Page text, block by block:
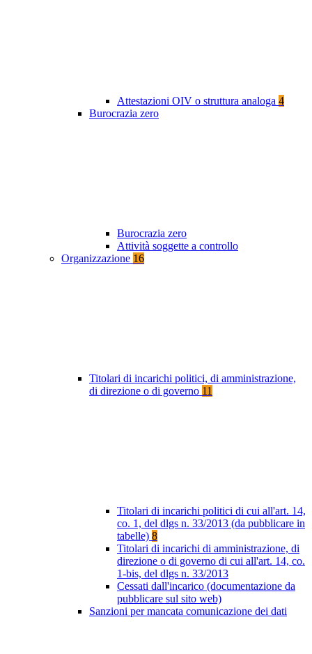
Attestazioni OIV o struttura analoga 4
Burocrazia zero
Burocrazia zero
Attività soggette a controllo
Organizzazione 16
Titolari di incarichi politici, di amministrazione,
di direzione o di governo 11
Titolari di incarichi politici di cui all'art. 14,
co. 1, del dlgs n. 33/2013 (da pubblicare in
tabelle) 8
Titolari di incarichi di amministrazione, di
direzione o di governo di cui all'art. 14, co.
1-bis, del dlgs n. 33/2013
Cessati dall'incarico (documentazione da
pubblicare sul sito web)
Sanzioni per mancata comunicazione dei dati